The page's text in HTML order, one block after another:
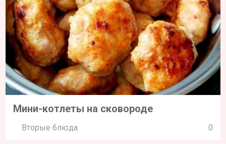
Мини-котлеты на сковороде
Вторые блюда 0